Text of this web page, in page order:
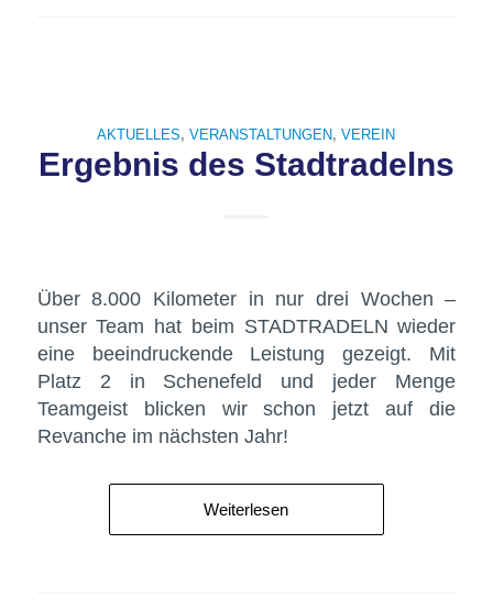
AKTUELLES,VERANSTALTUNGEN,VEREIN
Ergebnis des Stadtradelns
Über 8.000 Kilometer in nur drei Wochen –
unser Team hat beim STADTRADELN wieder
eine beeindruckende Leistung gezeigt. Mit
Platz 2 in Schenefeld und jeder Menge
Teamgeist blicken wir schon jetzt auf die
Revanche im nächsten Jahr!
Weiterlesen